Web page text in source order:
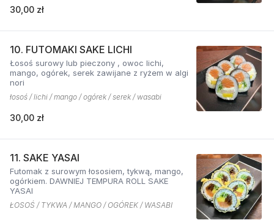
30,00 zł
10. FUTOMAKI SAKE LICHI
Łosoś surowy lub pieczony , owoc lichi,
mango, ogórek, serek zawijane z ryżem w algi
nori
łosoś / lichi / mango / ogórek / serek / wasabi
30,00 zł
11. SAKE YASAI
Futomak z surowym łososiem, tykwą, mango,
ogórkiem. DAWNIEJ TEMPURA ROLL SAKE
YASAI
ŁOSOŚ / TYKWA / MANGO / OGÓREK / WASABI